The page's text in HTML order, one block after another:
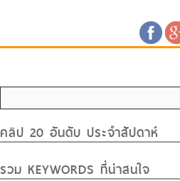
คลิป 20 อันดับ ประจำสัปดาห์
รวม KEYWORDS ที่น่าสนใจ